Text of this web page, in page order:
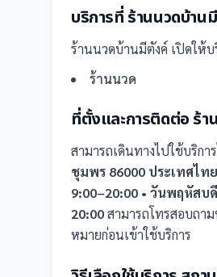
บริการที่ ร้านนวดบ้าน
ร้านนวดบ้านมีตังค์ เปิดให้
ร้านนวด
ที่ตั้งและการติดต่อ ร้า
สามารถเดินทางไปใช้บริกา
ชุมพร 86000 ประเทศไทย
9:00–20:00 • วันพฤหัสบ
20:00สามารถโทรสอบถา
หมายก่อนเข้าใช้บริการ